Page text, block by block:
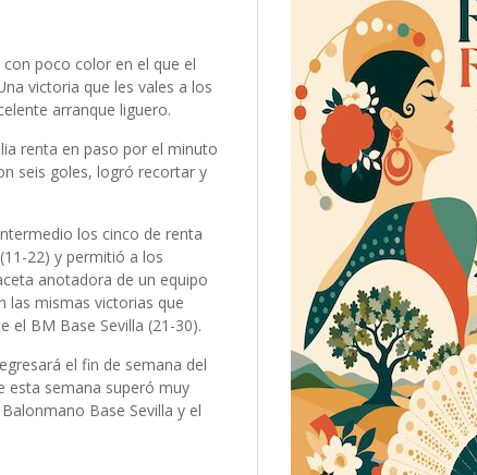
poco color en el que el
victoria que les vales a los
arranque liguero.
renta en paso por el minuto
seis goles, logró recortar y
los cinco de renta
22) y permitió a los
anotadora de un equipo
las mismas victorias que
el BM Base Sevilla (21-30).
el fin de semana del
esta semana superó muy
Base Sevilla y el